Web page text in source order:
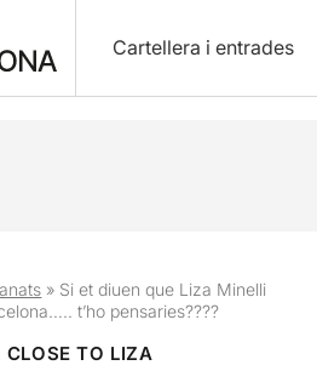
Cartellera i entrades
» Si et diuen que Liza Minelli
t’ho pensaries????
TO LIZA